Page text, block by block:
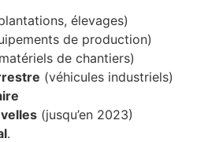
élevages)
de production)
de chantiers)
(véhicules industriels)
(jusqu’en 2023)
.